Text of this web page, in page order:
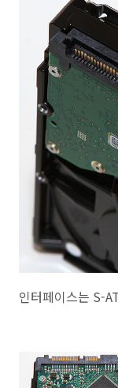
인터페이스는 S-